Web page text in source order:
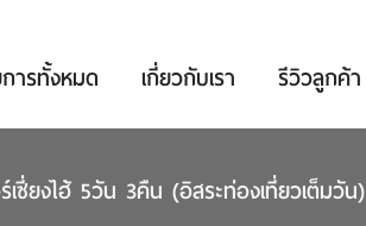
ารทั้งหมด เกี่ยวกับเรา รีวิวลูกค้า
เซี่ยงไฮ้ 5วัน 3คืน (อิสระท่องเที่ยวเต็มวัน)